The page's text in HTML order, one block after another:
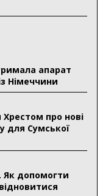
апарат
Німеччини
про нові
для Сумської
Як допомогти